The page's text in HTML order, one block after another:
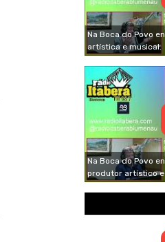
Na Boca do Povo
artística e musical.
Na Boca do Povo
produtor artístico e